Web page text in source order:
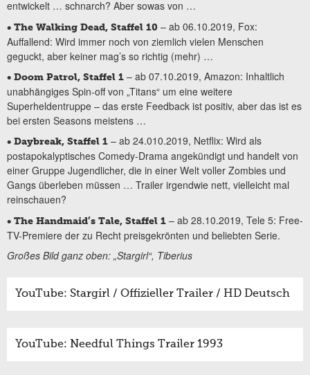
entwickelt … schnarch? Aber sowas von …
• The Walking Dead, Staffel 10 – ab 06.10.2019, Fox:
Auffallend: Wird immer noch von ziemlich vielen Menschen
geguckt, aber keiner mag’s so richtig (mehr) …
• Doom Patrol, Staffel 1 – ab 07.10.2019, Amazon: Inhaltlich
unabhängiges Spin-off von „Titans“ um eine weitere
Superheldentruppe – das erste Feedback ist positiv, aber das ist es
bei ersten Seasons meistens …
• Daybreak, Staffel 1 – ab 24.010.2019, Netflix: Wird als
postapokalyptisches Comedy-Drama angekündigt und handelt von
einer Gruppe Jugendlicher, die in einer Welt voller Zombies und
Gangs überleben müssen … Trailer irgendwie nett, vielleicht mal
reinschauen?
• The Handmaid’s Tale, Staffel 1 – ab 28.10.2019, Tele 5: Free-
TV-Premiere der zu Recht preisgekrönten und beliebten Serie.
Großes Bild ganz oben: „Stargirl“, Tiberius
YouTube: Stargirl / Offizieller Trailer / HD Deutsch
YouTube: Needful Things Trailer 1993